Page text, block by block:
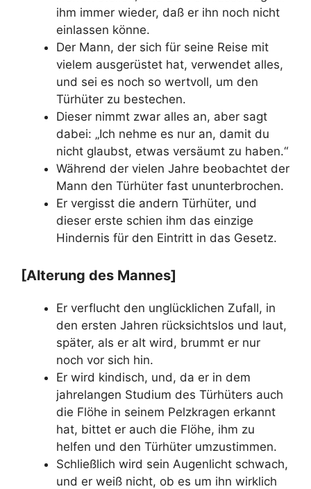
ihm immer wieder, daß er ihn noch nicht
einlassen könne.
Der Mann, der sich für seine Reise mit
vielem ausgerüstet hat, verwendet alles,
und sei es noch so wertvoll, um den
Türhüter zu bestechen.
Dieser nimmt zwar alles an, aber sagt
dabei: „Ich nehme es nur an, damit du
nicht glaubst, etwas versäumt zu haben.“
Während der vielen Jahre beobachtet der
Mann den Türhüter fast ununterbrochen.
Er vergisst die andern Türhüter, und
dieser erste schien ihm das einzige
Hindernis für den Eintritt in das Gesetz.
[Alterung des Mannes]
Er verflucht den unglücklichen Zufall, in
den ersten Jahren rücksichtslos und laut,
später, als er alt wird, brummt er nur
noch vor sich hin.
Er wird kindisch, und, da er in dem
jahrelangen Studium des Türhüters auch
die Flöhe in seinem Pelzkragen erkannt
hat, bittet er auch die Flöhe, ihm zu
helfen und den Türhüter umzustimmen.
Schließlich wird sein Augenlicht schwach,
und er weiß nicht, ob es um ihn wirklich